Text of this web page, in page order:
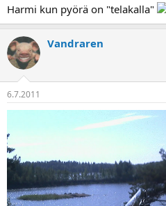
Harmi kun pyörä on "telakalla"
Vandraren
6.7.2011